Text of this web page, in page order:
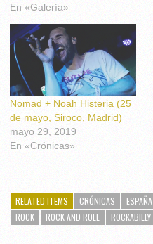
En «Galería»
Nomad + Noah Histeria (25
de mayo, Siroco, Madrid)
mayo 29, 2019
En «Crónicas»
RELATED ITEMS CRÓNICAS ESPAÑA
ROCK
ROCK AND ROLL ROCKABILLY